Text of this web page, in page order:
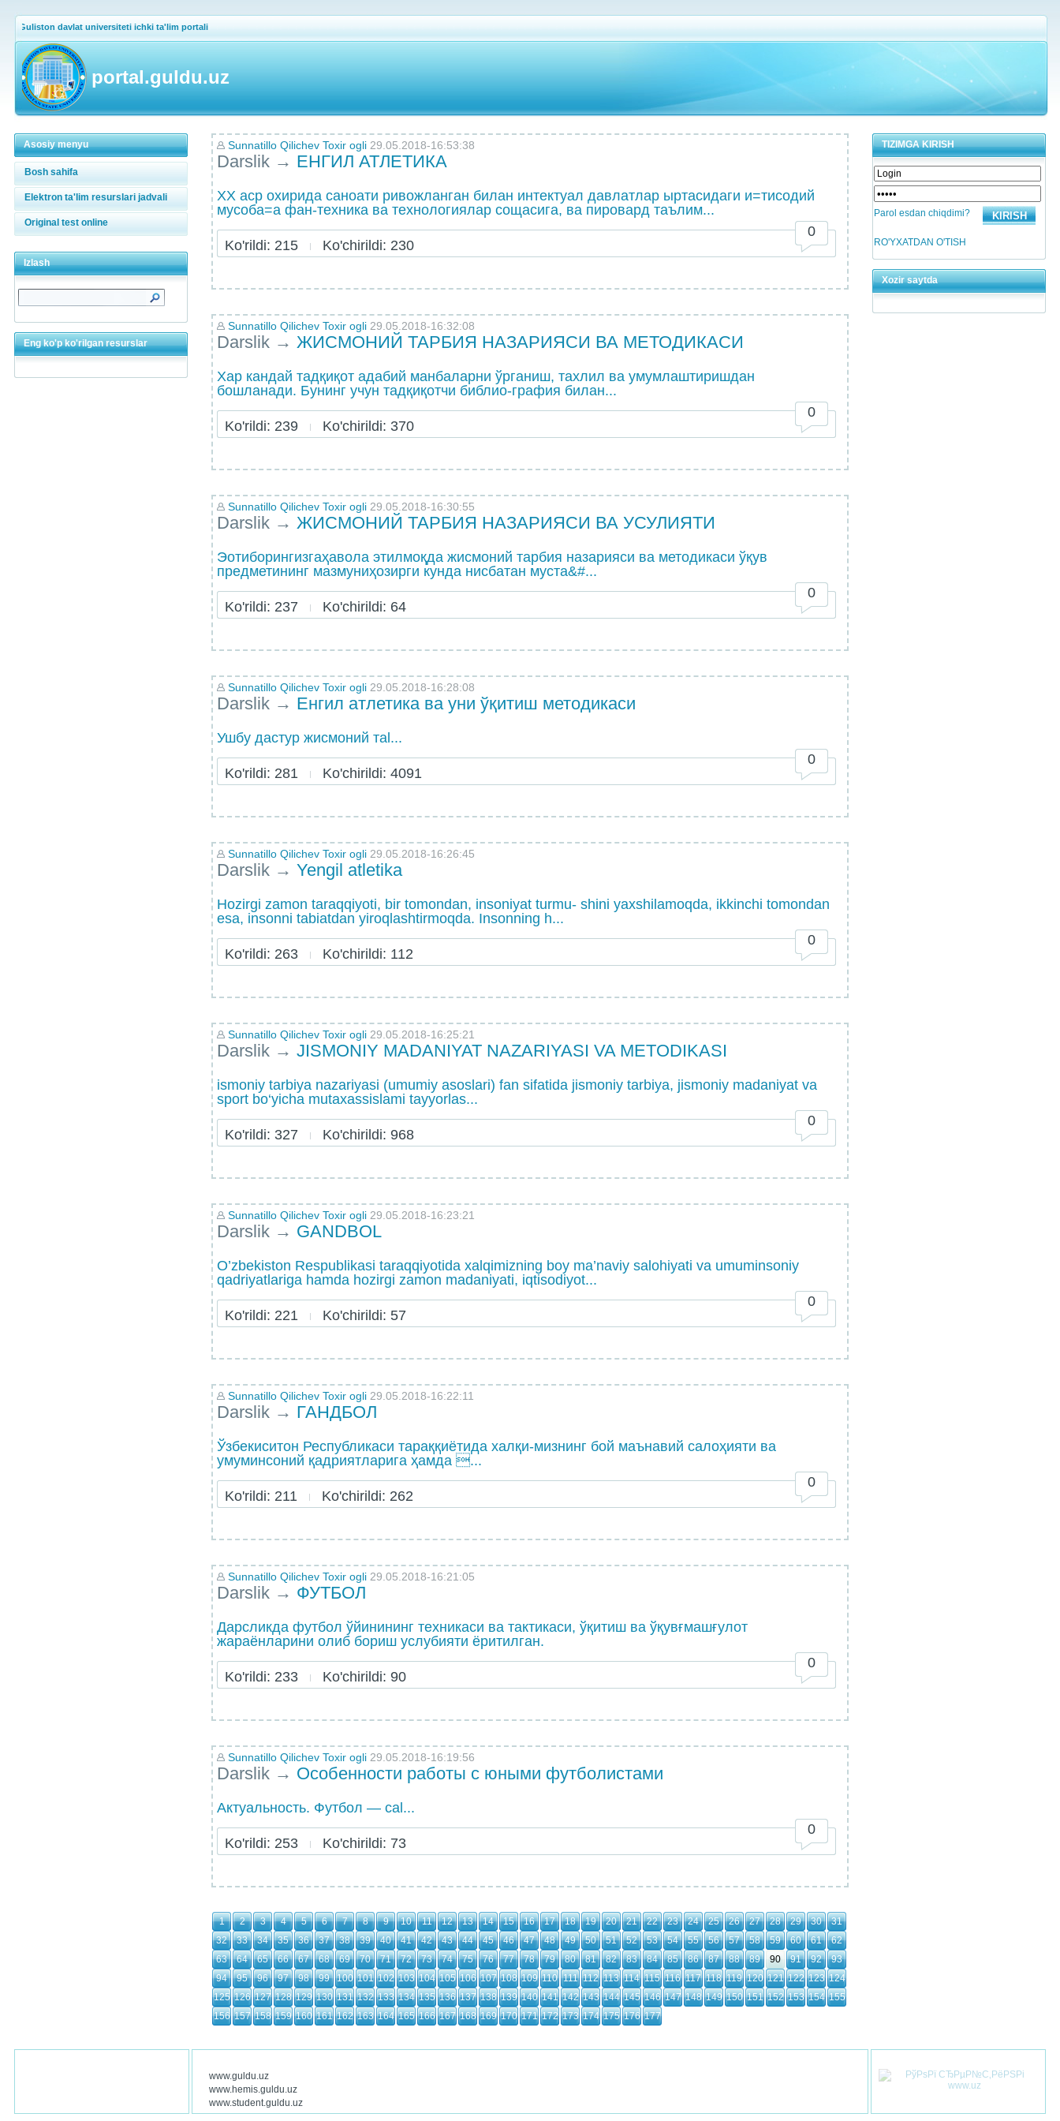
Guliston davlat universiteti ichki ta'lim portali
portal.guldu.uz
Asosiy menyu
Bosh sahifa
Elektron ta'lim resurslari jadvali
Original test online
Izlash
Eng ko'p ko'rilgan resurslar
TIZIMGA KIRISH
Parol esdan chiqdimi?
RO'YXATDAN O'TISH
Xozir saytda
Sunnatillo Qilichev Toxir ogli 29.05.2018-16:53:38
Darslik → ЕНГИЛ АТЛЕТИКА
XX аср охирида саноати ривожланган билан интектуал давлатлар ыртасидаги и=тисодий
мусоба=а фан-техника ва технологиялар сощасига, ва пировард таълим...
Ko'rildi: 215 Ko'chirildi: 230
0
Sunnatillo Qilichev Toxir ogli 29.05.2018-16:32:08
Darslik → ЖИСМОНИЙ ТАРБИЯ НАЗАРИЯСИ ВА МЕТОДИКАСИ
Хар кандай тадқиқот адабий манбаларни ўрганиш, тахлил ва умумлаштиришдан
бошланади. Бунинг учун тадқиқотчи библио-графия билан...
Ko'rildi: 239 Ko'chirildi: 370
0
Sunnatillo Qilichev Toxir ogli 29.05.2018-16:30:55
Darslik → ЖИСМОНИЙ ТАРБИЯ НАЗАРИЯСИ ВА УСУЛИЯТИ
Эoтиборингизгаҳавола этилмоқда жисмоний тарбия назарияси ва методикаси ўқув
предметининг мазмуниҳозирги кунда нисбатан муста&#...
Ko'rildi: 237 Ko'chirildi: 64
0
Sunnatillo Qilichev Toxir ogli 29.05.2018-16:28:08
Darslik → Енгил атлетика ва уни ўқитиш методикаси
Ушбу дастур жисмоний таl...
Ko'rildi: 281 Ko'chirildi: 4091
0
Sunnatillo Qilichev Toxir ogli 29.05.2018-16:26:45
Darslik → Yengil atletika
Hozirgi zamon taraqqiyoti, bir tomondan, insoniyat turmu- shini yaxshilamoqda, ikkinchi tomondan
esa, insonni tabiatdan yiroqlashtirmoqda. Insonning h...
Ko'rildi: 263 Ko'chirildi: 112
0
Sunnatillo Qilichev Toxir ogli 29.05.2018-16:25:21
Darslik → JISMONIY MADANIYAT NAZARIYASI VA METODIKASI
ismoniy tarbiya nazariyasi (umumiy asoslari) fan sifatida jismoniy tarbiya, jismoniy madaniyat va
sport bo‘yicha mutaxassislami tayyorlas...
Ko'rildi: 327 Ko'chirildi: 968
0
Sunnatillo Qilichev Toxir ogli 29.05.2018-16:23:21
Darslik → GАNDBОL
O’zbеkistоn Rеspublikаsi tаrаqqiyotidа хаlqimizning bоy mа’nаviy sаlоhiyati vа umuminsоniy
qаdriyatlаrigа hаmdа hоzirgi zаmоn mаdаniyati, iqtisоdiyot...
Ko'rildi: 221 Ko'chirildi: 57
0
Sunnatillo Qilichev Toxir ogli 29.05.2018-16:22:11
Darslik → ГАНДБОЛ
Ўзбекиситон Республикаси тараққиётида халқи-мизнинг бой маънавий салоҳияти ва
умуминсоний қадриятларига ҳамда ...
Ko'rildi: 211 Ko'chirildi: 262
0
Sunnatillo Qilichev Toxir ogli 29.05.2018-16:21:05
Darslik → ФУТБОЛ
Дарсликда футбол ўйинининг техникаси ва тактикаси, ўқитиш ва ўқувғмашғулот
жараёнларини олиб бориш услубияти ёритилган.
Ko'rildi: 233 Ko'chirildi: 90
0
Sunnatillo Qilichev Toxir ogli 29.05.2018-16:19:56
Darslik → Особенности работы с юными футболистами
Актуальность. Футбол — саl...
Ko'rildi: 253 Ko'chirildi: 73
0
1 2 3 4 5 6 7 8 9 10 11 12 13 14 15 16 17 18 19 20 21 22 23 24 25 26 27 28 29 30
31
32
33 34 35 36 37 38 39 40 41 42 43 44 45 46 47 48 49 50 51 52 53 54 55 56 57 58 59 60 61
62
63
64 65 66 67 68 69 70 71 72 73 74 75 76 77 78 79 80 81 82 83 84 85 86 87 88 89 90 91 92
93
94
95 96 97 98 99 100 101 102 103 104 105 106 107 108 109 110 111 112 113 114 115 116 117 118 119 120 121 122 123 124
125 126 127 128 129 130 131 132 133 134 135 136 137 138 139 140 141 142 143 144 145 146 147 148 149 150 151 152 153 154 155
156 157 158 159 160 161 162 163 164 165 166 167 168 169 170 171 172 173 174 175 176 177
www.guldu.uz
www.hemis.guldu.uz
www.student.guldu.uz